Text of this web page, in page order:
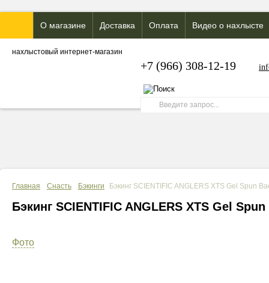
О магазине Доставка Оплата Видео о нахлысте
нахлыстовый интернет-магазин
+7 (966) 308-12-19
Главная Снасть Бэкинги Бэкинг SCIENTIFIC ANGLERS XTS Gel Spun
Бэкинг SCIENTIFIC ANGLERS XTS Gel
Фото